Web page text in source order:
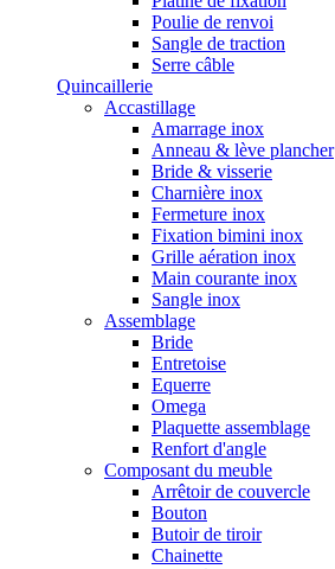
Poulie de renvoi
Sangle de traction
Serre câble
Quincaillerie
Accastillage
Amarrage inox
Anneau & lève plancher
Bride & visserie
Charnière inox
Fermeture inox
Fixation bimini inox
Grille aération inox
Main courante inox
Sangle inox
Assemblage
Bride
Entretoise
Equerre
Omega
Plaquette assemblage
Renfort d'angle
Composant du meuble
Arrêtoir de couvercle
Bouton
Butoir de tiroir
Chainette